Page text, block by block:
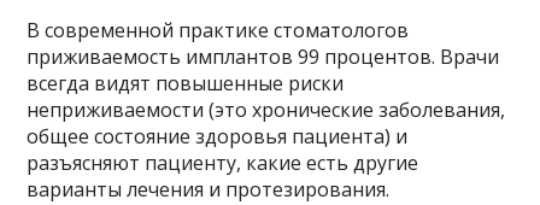
В современной практике стоматологов
приживаемость имплантов 99 процентов. Врачи
всегда видят повышенные риски
неприживаемости (это хронические заболевания,
общее состояние здоровья пациента) и
разъясняют пациенту, какие есть другие
варианты лечения и протезирования.